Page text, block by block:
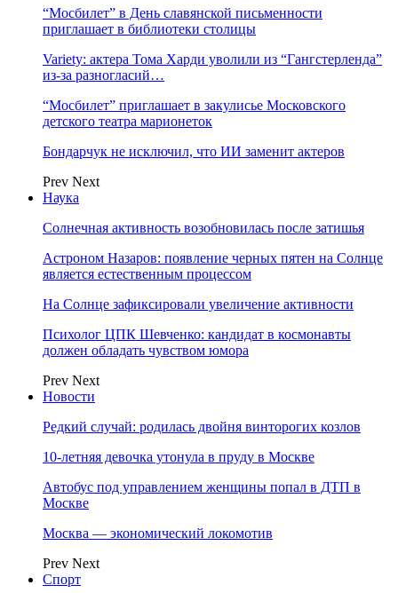
“Мосбилет” в День славянской письменности
приглашает в библиотеки столицы
Variety: актера Тома Харди уволили из “Гангстерленда”
из-за разногласий…
“Мосбилет” приглашает в закулисье Московского
детского театра марионеток
Бондарчук не исключил, что ИИ заменит актеров
Prev Next
Наука
Солнечная активность возобновилась после затишья
Астроном Назаров: появление черных пятен на Солнце
является естественным процессом
На Солнце зафиксировали увеличение активности
Психолог ЦПК Шевченко: кандидат в космонавты
должен обладать чувством юмора
Prev Next
Новости
Редкий случай: родилась двойня винторогих козлов
10-летняя девочка утонула в пруду в Москве
Автобус под управлением женщины попал в ДТП в
Москве
Москва — экономический локомотив
Prev Next
Спорт